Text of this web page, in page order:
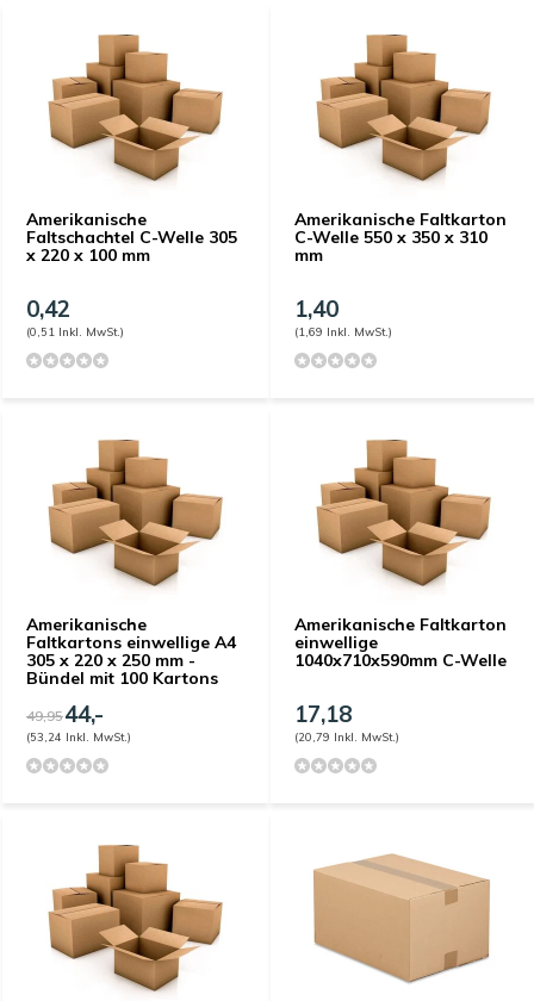
Amerikanische
Faltschachtel C-Welle 305
x 220 x 100 mm
0,42
(0,51 Inkl. MwSt.)
Amerikanische Faltkarton
C-Welle 550 x 350 x 310
mm
1,40
(1,69 Inkl. MwSt.)
Amerikanische
Faltkartons einwellige A4
305 x 220 x 250 mm -
Bündel mit 100 Kartons
49,9544,-
(53,24 Inkl. MwSt.)
Amerikanische Faltkarton
einwellige
1040x710x590mm C-Welle
17,18
(20,79 Inkl. MwSt.)